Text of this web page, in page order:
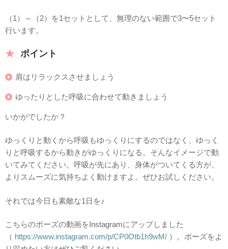
（1）～（2）を1セットとして、無理のない範囲で3〜5セット
行います。
ポイント
肩はリラックスさせましょう
ゆったりとした呼吸に合わせて動きましょう
いかがでしたか？
ゆっくりと動くから呼吸もゆっくりにするのではなく、ゆっく
りと呼吸するから動きがゆっくりになる。そんなイメージで動
いてみてください。呼吸が先にあり、身体がついてくる方が、
よりスムーズに気持ちよく動けますよ。ぜひお試しください。
それでは今日も素敵な1日を♪
こちらのポーズの動画をInstagramにアップしました
（ https://www.instagram.com/p/CP0Otb1h9wM/ ）。ポーズをよ